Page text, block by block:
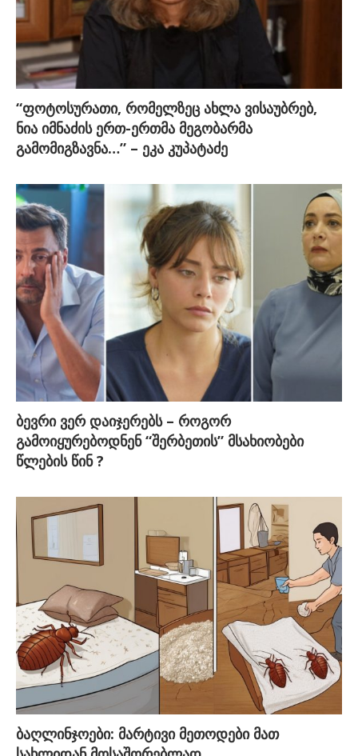
“ფოტოსურათი, რომელზეც ახლა ვისაუბრებ,
ნია იმნაძის ერთ-ერთმა მეგობარმა
გამომიგზავნა…” – ეკა კუპატაძე
ბევრი ვერ დაიჯერებს – როგორ
გამოიყურებოდნენ “შერბეთის” მსახიობები
წლების წინ ?
ბაღლინჯოები: მარტივი მეთოდები მათ